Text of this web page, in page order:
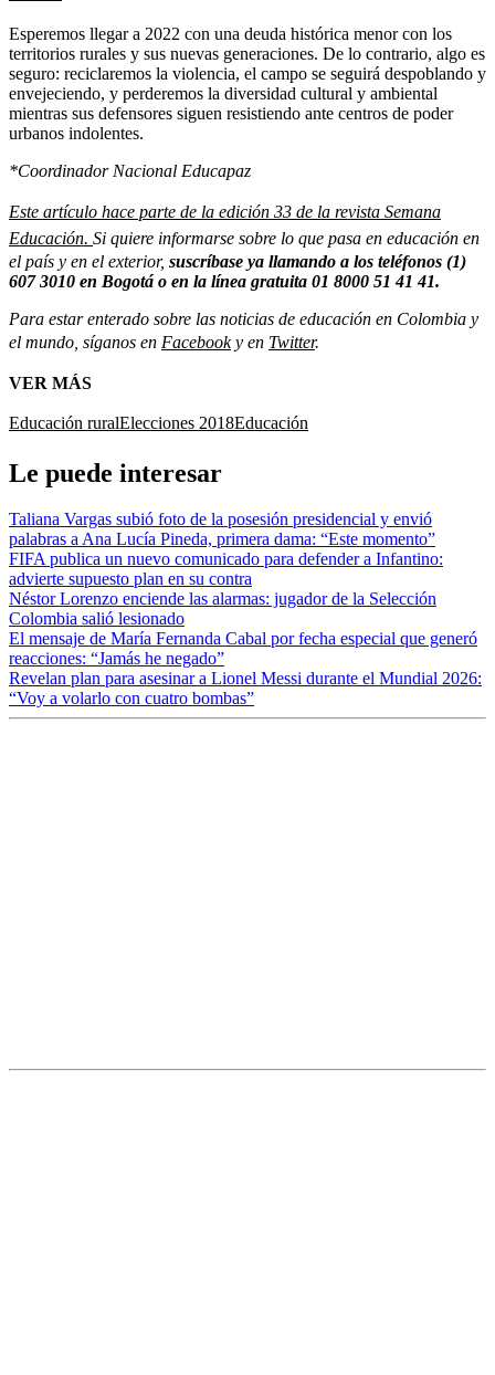
Esperemos llegar a 2022 con una deuda histórica menor con los
territorios rurales y sus nuevas generaciones. De lo contrario, algo es
seguro: reciclaremos la violencia, el campo se seguirá despoblando y
envejeciendo, y perderemos la diversidad cultural y ambiental
mientras sus defensores siguen resistiendo ante centros de poder
urbanos indolentes.
*Coordinador Nacional Educapaz
Este artículo hace parte de la edición 33 de la revista Semana
Educación. Si quiere informarse sobre lo que pasa en educación en
el país y en el exterior, suscríbase ya llamando a los teléfonos (1)
607 3010 en Bogotá o en la línea gratuita 01 8000 51 41 41.
Para estar enterado sobre las noticias de educación en Colombia y
el mundo, síganos en Facebooky en Twitter.
VER MÁS
Educación ruralElecciones 2018Educación
Le puede interesar
Taliana Vargas subió foto de la posesión presidencial y envió
palabras a Ana Lucía Pineda, primera dama: “Este momento”
FIFA publica un nuevo comunicado para defender a Infantino:
advierte supuesto plan en su contra
Néstor Lorenzo enciende las alarmas: jugador de la Selección
Colombia salió lesionado
El mensaje de María Fernanda Cabal por fecha especial que generó
reacciones: “Jamás he negado”
Revelan plan para asesinar a Lionel Messi durante el Mundial 2026:
“Voy a volarlo con cuatro bombas”